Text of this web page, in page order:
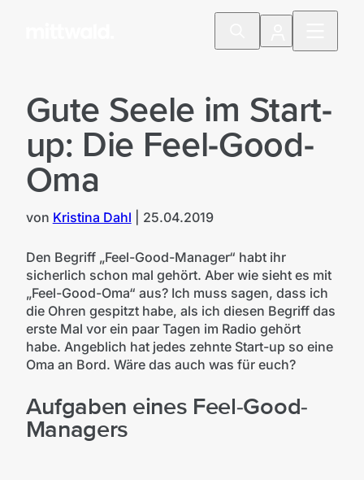
Gute Seele im Start-
up: Die Feel-Good-
Oma
von Kristina Dahl 25.04.2019
Den Begriff „Feel-Good-Manager“ habt ihr
sicherlich schon mal gehört. Aber wie sieht es mit
„Feel-Good-Oma“ aus? Ich muss sagen, dass ich
die Ohren gespitzt habe, als ich diesen Begriff das
erste Mal vor ein paar Tagen im Radio gehört
habe. Angeblich hat jedes zehnte Start-up so eine
Oma an Bord. Wäre das auch was für euch?
Aufgaben eines Feel-Good-
Managers